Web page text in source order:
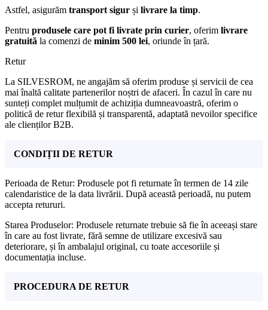
Astfel, asigurăm transport sigur și livrare la timp.
Pentru produsele care pot fi livrate prin curier, oferim livrare
gratuită la comenzi de minim 500 lei, oriunde în țară.
Retur
La SILVESROM, ne angajăm să oferim produse și servicii de cea
mai înaltă calitate partenerilor noștri de afaceri. În cazul în care nu
sunteți complet mulțumit de achiziția dumneavoastră, oferim o
politică de retur flexibilă și transparentă, adaptată nevoilor specifice
ale clienților B2B.
CONDIȚII DE RETUR
Perioada de Retur: Produsele pot fi returnate în termen de 14 zile
calendaristice de la data livrării. După această perioadă, nu putem
accepta retururi.
Starea Produselor: Produsele returnate trebuie să fie în aceeași stare
în care au fost livrate, fără semne de utilizare excesivă sau
deteriorare, și în ambalajul original, cu toate accesoriile și
documentația incluse.
PROCEDURA DE RETUR